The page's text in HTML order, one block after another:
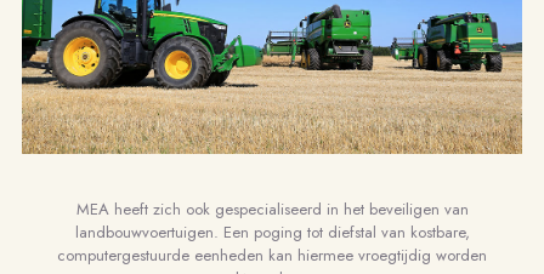
MEA heeft zich ook gespecialiseerd in het beveiligen van
landbouwvoertuigen. Een poging tot diefstal van kostbare,
computergestuurde eenheden kan hiermee vroegtijdig worden